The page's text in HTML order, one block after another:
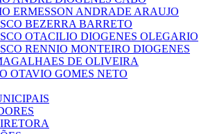
ERMESSON ANDRADE ARAUJO
BEZERRA BARRETO
OTACILIO DIOGENES OLEGARIO
RENNIO MONTEIRO DIOGENES
DE OLIVEIRA
OTAVIO GOMES NETO